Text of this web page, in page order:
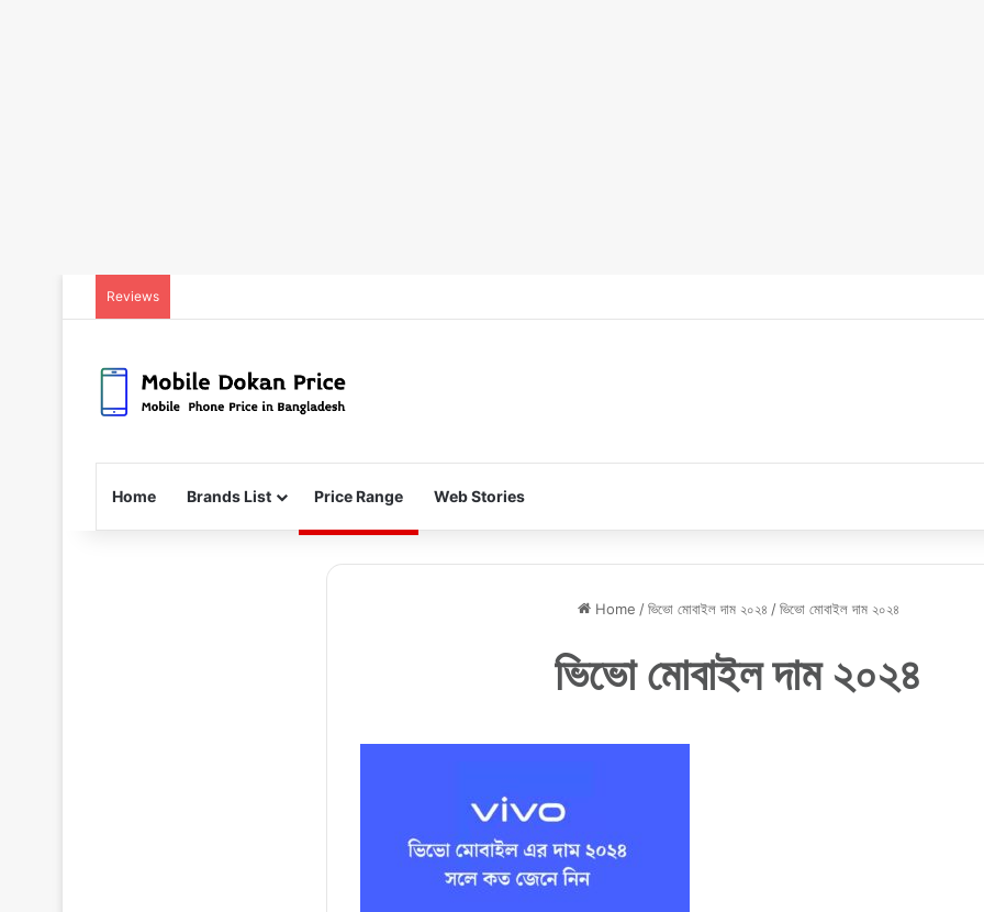
Reviews
Home Brands List Price Range Web Stories
Home / ভিভো মোবাইল দাম ২০২৪ / ভিভো মোবাইল দাম ২০২৪
ভিভো মোবাইল দাম ২০২৪